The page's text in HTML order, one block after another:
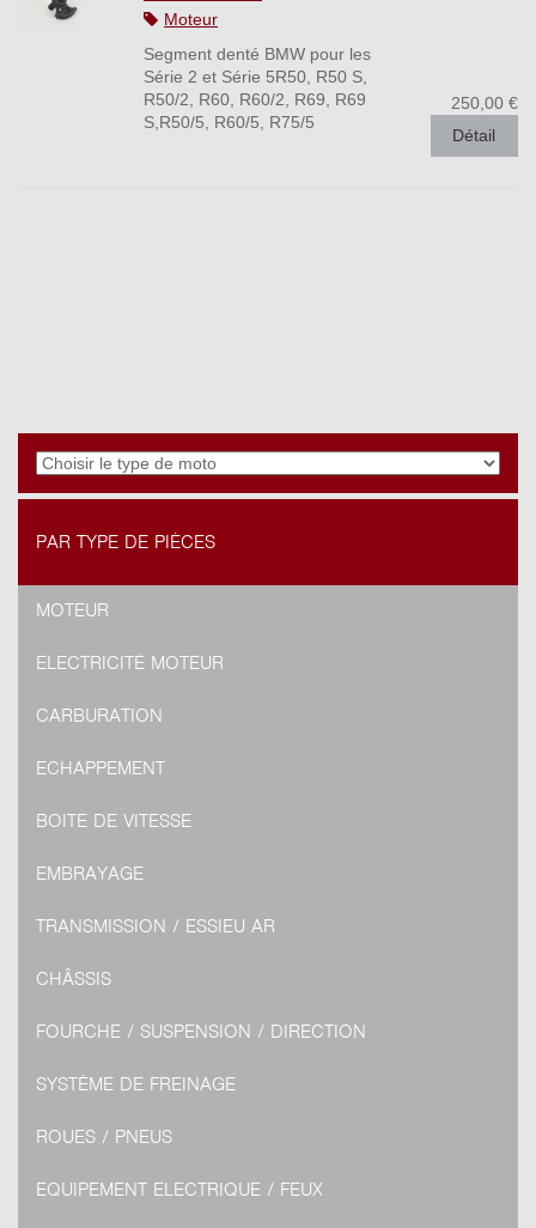
Moteur
Segment denté BMW pour les
Série 2 et Série 5R50, R50 S,
R50/2, R60, R60/2, R69, R69
S,R50/5, R60/5, R75/5
250,00 €
Détail
PAR TYPE DE PIÈCES
MOTEUR
ELECTRICITÉ MOTEUR
CARBURATION
ECHAPPEMENT
BOITE DE VITESSE
EMBRAYAGE
TRANSMISSION / ESSIEU AR
CHÂSSIS
FOURCHE / SUSPENSION / DIRECTION
SYSTÈME DE FREINAGE
ROUES / PNEUS
EQUIPEMENT ELECTRIQUE / FEUX